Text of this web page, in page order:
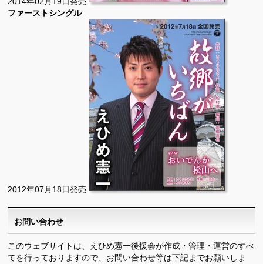
ファーストシングル
2012年07月18日発売
お問い合わせ
このウェブサイトは、えひめ憲一後援会が作成・管理・運営のすべ
てを行っておりますので、お問い合わせ等は下記までお願いしま